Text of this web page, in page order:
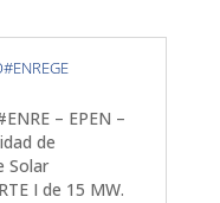
– EPEN –
de
Solar
I de 15 MW.